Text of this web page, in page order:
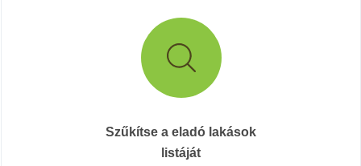
Szűkítse a eladó lakások
listáját